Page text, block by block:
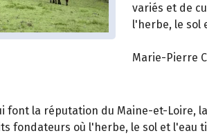
variés et de
l'herbe, le sol
Marie-Pierre
font la réputation du Maine-et-Loire,
fondateurs où l'herbe, le sol et l'eau